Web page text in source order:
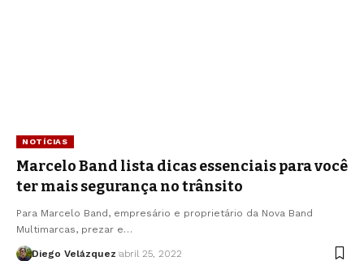
NOTÍCIAS
Marcelo Band lista dicas essenciais para você
ter mais segurança no trânsito
Para Marcelo Band, empresário e proprietário da Nova Band
Multimarcas, prezar e…
Diego Velázquez abril 25, 2022